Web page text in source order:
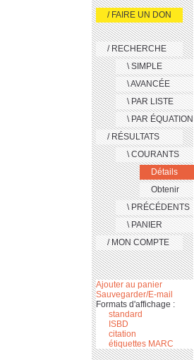
/ FAIRE UN DON
/ RECHERCHE
\ SIMPLE
\ AVANCÉE
\ PAR LISTE
\ PAR ÉQUATION
/ RÉSULTATS
\ COURANTS
Détails
Obtenir
\ PRÉCÉDENTS
\ PANIER
/ MON COMPTE
Ajouter au panier
Sauvegarder/E-mail
Formats d'affichage :
standard
ISBD
citation
étiquettes MARC